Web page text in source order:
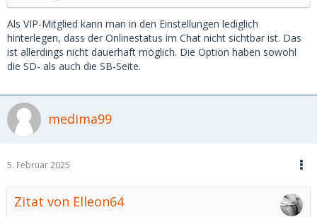
Als VIP-Mitglied kann man in den Einstellungen lediglich
hinterlegen, dass der Onlinestatus im Chat nicht sichtbar ist. Das
ist allerdings nicht dauerhaft möglich. Die Option haben sowohl
die SD- als auch die SB-Seite.
medima99
5. Februar 2025
Zitat von Elleon64